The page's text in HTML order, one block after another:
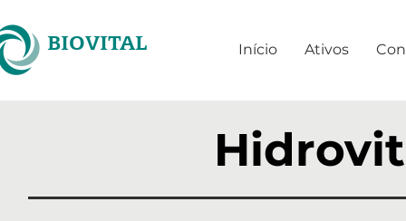
BIOVITAL Início Ativos